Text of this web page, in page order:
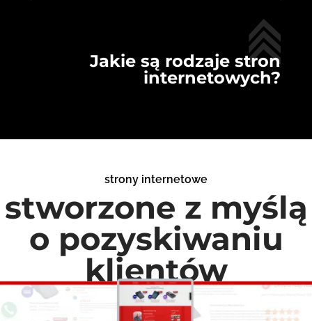
Jakie są rodzaje stron
internetowych?
strony internetowe
stworzone z myślą
o pozyskiwaniu
klientów